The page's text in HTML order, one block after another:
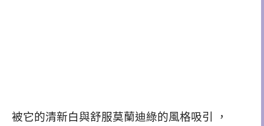
被它的清新白與舒服莫蘭迪綠的風格吸引 ，